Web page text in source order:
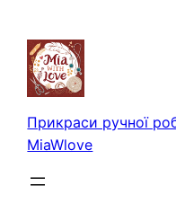
вмісту
Прикраси ручної
MiaWlove